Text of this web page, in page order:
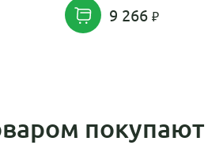
9 266
покупают